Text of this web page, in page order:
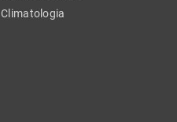
Climatologia